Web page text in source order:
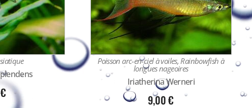
€
Poisson arc-en-ciel à voiles, Rainbowfish à
longues nageoires
Iriatherina Werneri
9,00€